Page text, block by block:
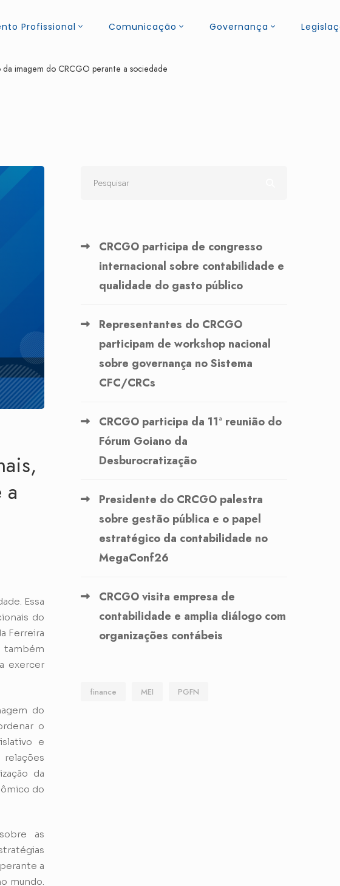
Profissional Comunicação Governança
imagem do CRCGO perante a sociedade
Essa
do
Ferreira
também
exercer
do
o
e
da
do
as
a
mundo.
CRCGO participa de congresso
internacional sobre contabilidade e
qualidade do gasto público
Representantes do CRCGO
participam de workshop nacional
sobre governança no Sistema
CFC/CRCs
CRCGO participa da 11ª reunião do
Fórum Goiano da
Desburocratização
Presidente do CRCGO palestra
sobre gestão pública e o papel
estratégico da contabilidade no
MegaConf26
CRCGO visita empresa de
contabilidade e amplia diálogo com
organizações contábeis
finance MEI PGFN